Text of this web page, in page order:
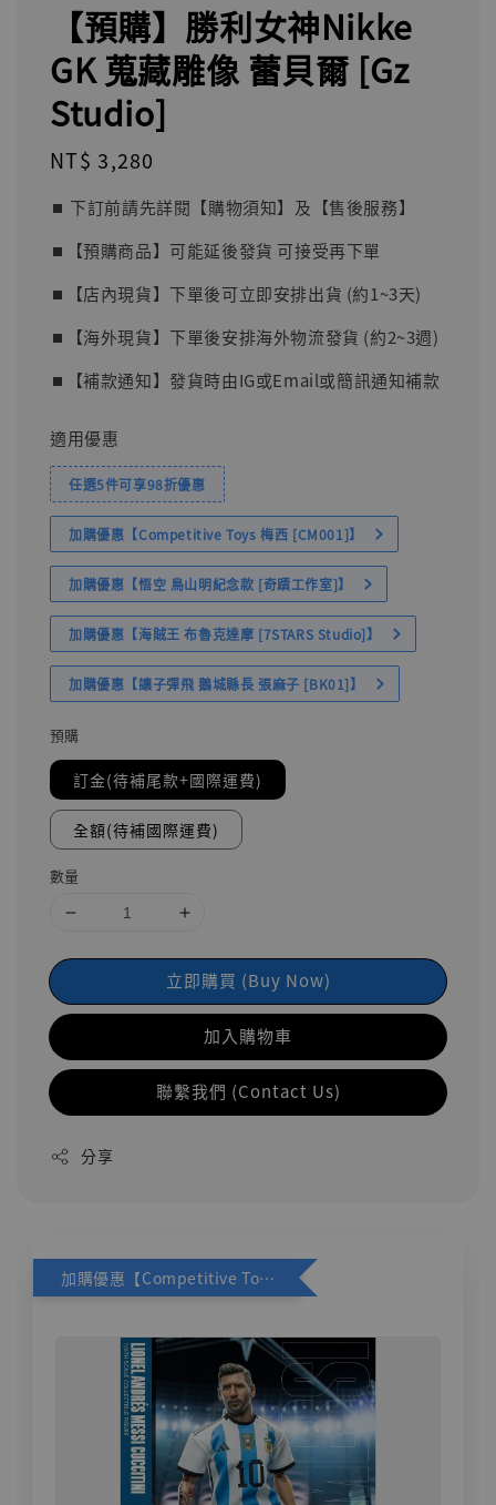
【預購】勝利女神Nikke
GK 蒐藏雕像 蕾貝爾 [Gz
Studio]
Regular
NT$ 3,280
⏹︎ 下訂前請先詳閱【購物須知】及【售後服務】
⏹︎【預購商品】可能延後發貨 可接受再下單
⏹︎【店內現貨】下單後可立即安排出貨 (約1~3天)
⏹︎【海外現貨】下單後安排海外物流發貨 (約2~3週)
⏹︎【補款通知】發貨時由IG或Email或簡訊通知補款
適用優惠
任選5件可享98折優惠
加購優惠【Competitive Toys 梅西 [CM001]】
加購優惠【悟空 鳥山明紀念款 [奇蹟工作室]】
加購優惠【海賊王 布魯克達摩 [7STARS Studio]】
加購優惠【讓子彈飛 鵝城縣長 張麻子 [BK01]】
預購
訂金(待補尾款+國際運費)
全額(待補國際運費)
數量
立即購買 (Buy Now)
加入購物車
聯繫我們 (Contact Us)
分享
加購優惠【Competitive Toys 梅西 [CM001]】